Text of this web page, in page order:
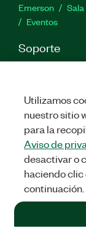
Emerson
Eventos
Soporte
Descargas
Comentarios
RESERVADOS.
Utilizamos
nuestro sitio
para la
Aviso de
desactivar o
haciendo
continuación.